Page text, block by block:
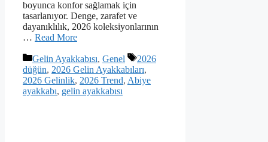
boyunca konfor sağlamak için
tasarlanıyor. Denge, zarafet ve
dayanıklılık, 2026 koleksiyonlarının
… Read More
Kategoriler
Gelin Ayakkabısı, Genel Etiketler
2026
düğün, 2026 Gelin Ayakkabıları,
2026 Gelinlik, 2026 Trend, Abiye
ayakkabı, gelin ayakkabısı